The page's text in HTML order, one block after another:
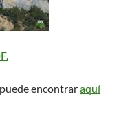
encontraraquí